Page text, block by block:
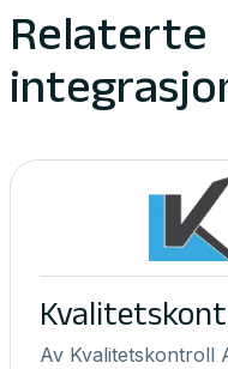
Relaterte
Av Kvalitetskontroll